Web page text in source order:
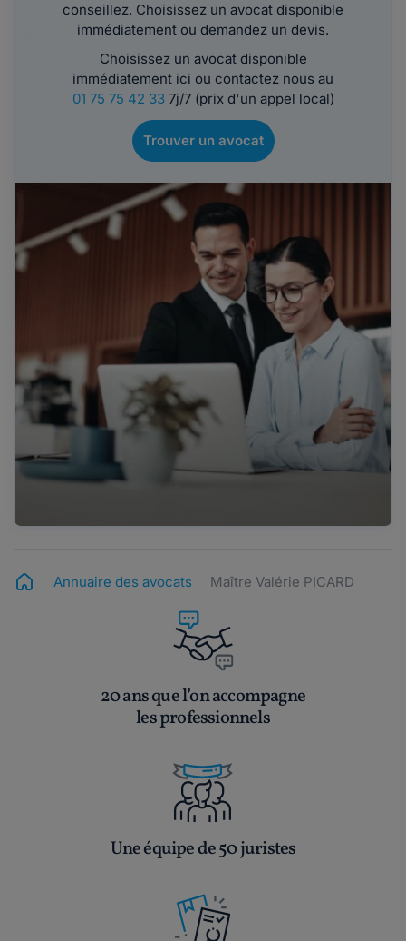
conseillez. Choisissez un avocat disponible
immédiatement ou demandez un devis.
Choisissez un avocat disponible
immédiatement ici ou contactez nous au
01 75 75 42 337j/7 (prix d'un appel local)
Trouver un avocat
Annuaire des avocats Maître Valérie PICARD
20 ans que l’on accompagne
les professionnels
Une équipe de 50 juristes